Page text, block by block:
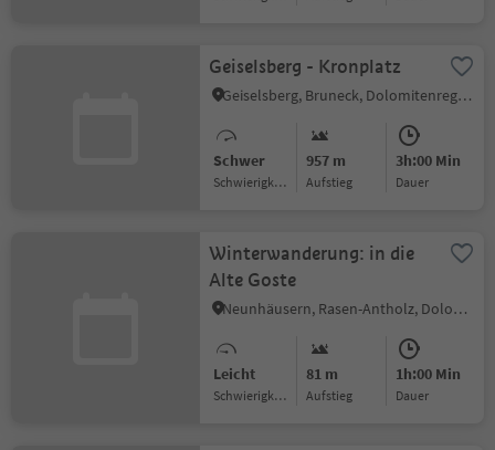
Geiselsberg - Kronplatz
Geiselsberg, Bruneck, Dolomitenregion Kronplatz
Schwer
Schwierigkeitsgrad
957 m
Aufstieg
3h:00 Min
Dauer
Winterwanderung: in die
Alte Goste
Neunhäusern, Rasen-Antholz, Dolomitenregion Kronplatz
Leicht
Schwierigkeitsgrad
81 m
Aufstieg
1h:00 Min
Dauer